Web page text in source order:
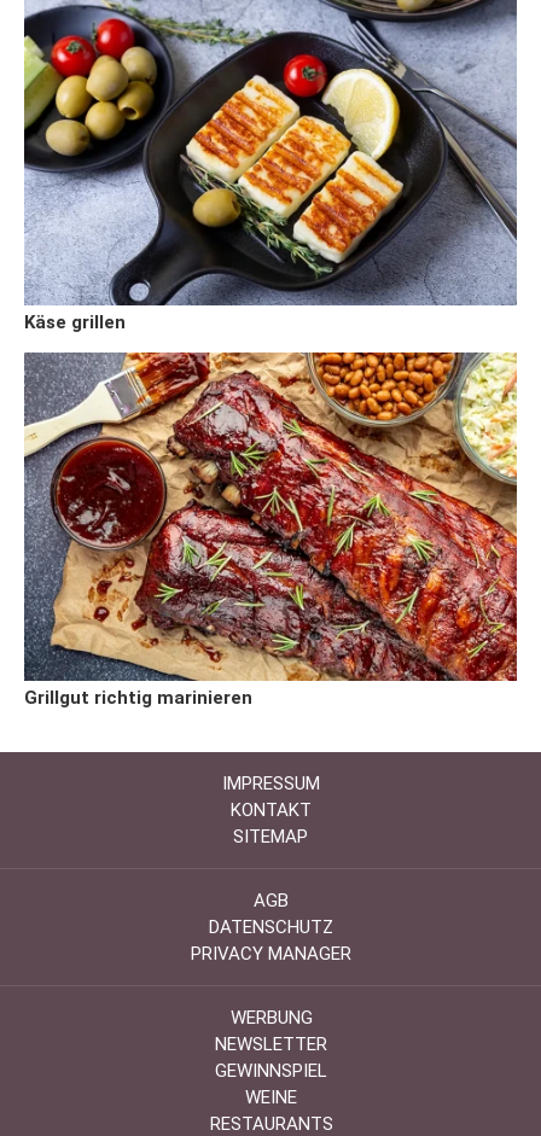
Käse grillen
Grillgut richtig marinieren
IMPRESSUM
KONTAKT
SITEMAP
AGB
DATENSCHUTZ
PRIVACY MANAGER
WERBUNG
NEWSLETTER
GEWINNSPIEL
WEINE
RESTAURANTS